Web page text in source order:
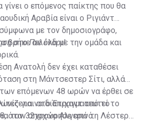
ο επόμενος παίκτης που θα
Αραβία είναι ο Ριγιάντ
με τον δημοσιογράφο,
βρήκε σε όλα με την ομάδα και
στο Πελένδρι!
Ανατολή δεν έχει καταθέσει
στη Μάντσεστερ Σίτι, αλλά
των επόμενων 48 ωρών να έρθει σε
για να διαπραγματευτεί το
τον 32χρονο Αλγερινό.
στο Έτιχαντ από το
όταν αποχώρησε από τη Λέστερ